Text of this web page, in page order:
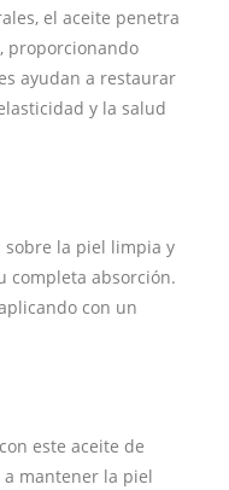
el aceite penetra
proporcionando
ayudan a restaurar
y la salud
la piel limpia y
completa absorción.
con un
este aceite de
mantener la piel